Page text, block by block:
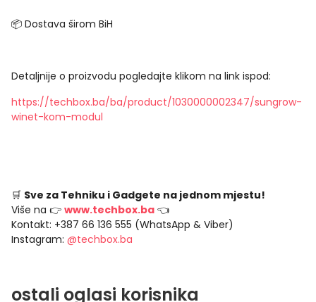
📦 Dostava širom BiH
Detaljnije o proizvodu pogledajte klikom na link ispod:
https://techbox.ba/ba/product/1030000002347/sungrow-
winet-kom-modul
🛒 Sve za Tehniku i Gadgete na jednom mjestu!
Više na 👉 www.techbox.ba 👈
Kontakt: +387 66 136 555 (WhatsApp & Viber)
Instagram: @techbox.ba
ostali oglasi korisnika